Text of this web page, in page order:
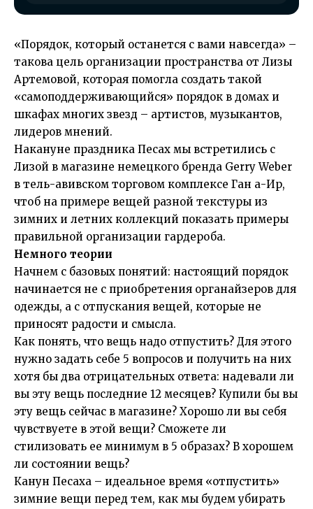
«Порядок, который останется с вами навсегда» –
такова цель организации пространства от Лизы
Артемовой, которая помогла создать такой
«самоподдерживающийся» порядок в домах и
шкафах многих звезд – артистов, музыкантов,
лидеров мнений.
Накануне праздника Песах мы встретились с
Лизой в магазине немецкого бренда Gerry Weber
в тель-авивском торговом комплексе Ган а-Ир,
чтоб на примере вещей разной текстуры из
зимних и летних коллекций показать примеры
правильной организации гардероба.
Немного теории
Начнем с базовых понятий: настоящий порядок
начинается не с приобретения органайзеров для
одежды, а с отпускания вещей, которые не
приносят радости и смысла.
Как понять, что вещь надо отпустить? Для этого
нужно задать себе 5 вопросов и получить на них
хотя бы два отрицательных ответа: надевали ли
вы эту вещь последние 12 месяцев? Купили бы вы
эту вещь сейчас в магазине? Хорошо ли вы себя
чувствуете в этой вещи? Сможете ли
стилизовать ее минимум в 5 образах? В хорошем
ли состоянии вещь?
Канун Песаха – идеальное время «отпустить»
зимние вещи перед тем, как мы будем убирать